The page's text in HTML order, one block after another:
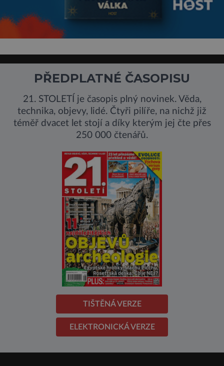
PŘEDPLATNÉ ČASOPISU
21. STOLETÍ je časopis plný novinek. Věda,
technika, objevy, lidé. Čtyři pilíře, na nichž již
téměř dvacet let stojí a díky kterým jej čte přes
250 000 čtenářů.
TIŠTĚNÁ VERZE
ELEKTRONICKÁ VERZE